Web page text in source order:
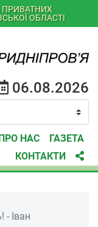
ПРИВАТНИХ
ОБЛАСТІ
06.08.2026
НАС
ГАЗЕТА
КОНТАКТИ
Іван